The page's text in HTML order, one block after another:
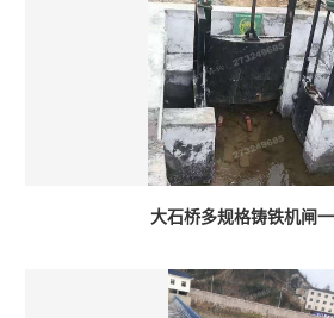
大石桥多规格铸铁机闸一